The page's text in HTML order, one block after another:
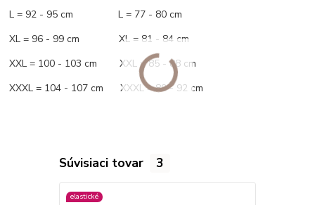
L = 92 - 95 cm L = 77 - 80 cm
XL = 96 - 99 cm XL = 81 - 84 cm
XXL = 100 - 103 cm XXL = 85 - 88 cm
XXXL = 104 - 107 cm XXXL = 89 - 92 cm
Súvisiaci tovar 3
elastické